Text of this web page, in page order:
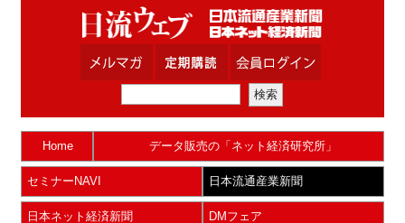
Home データ販売の「ネット経済研究所」
セミナーNAVI 日本流通産業新聞
日本ネット経済新聞 DMフェア